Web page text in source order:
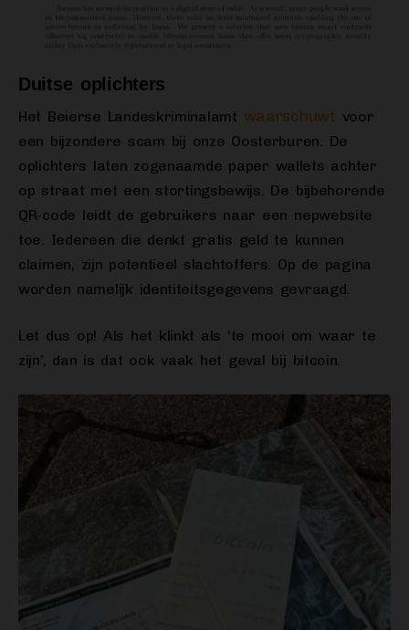
Duitse oplichters
Het Beierse Landeskriminalamt waarschuwt voor
een bijzondere scam bij onze Oosterburen. De
oplichters laten zogenaamde paper wallets achter
op straat met een stortingsbewijs. De bijbehorende
QR-code leidt de gebruikers naar een nepwebsite
toe. Iedereen die denkt gratis geld te kunnen
claimen, zijn potentieel slachtoffers. Op de pagina
worden namelijk identiteitsgegevens gevraagd.
Let dus op! Als het klinkt als ‘te mooi om waar te
zijn’, dan is dat ook vaak het geval bij bitcoin.